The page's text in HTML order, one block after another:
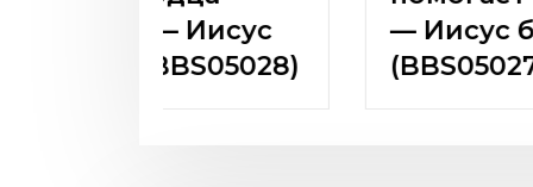
приобретение?